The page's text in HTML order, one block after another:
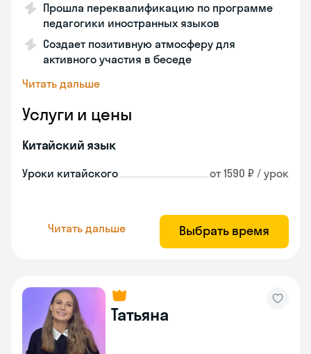
Прошла переквалификацию по программе
педагогики иностранных языков
Создает позитивную атмосферу для
активного участия в беседе
Читать дальше
Услуги и цены
Китайский язык
Уроки китайского от 1590 ₽ / урок
Читать дальше Выбрать время
Татьяна